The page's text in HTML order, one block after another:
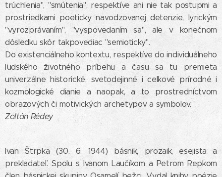
trúchlenia", "smútenia", respektíve ani nie tak postupmi a
prostriedkami poeticky navodzovanej detenzie, lyrickým
"vyrozprávaním", "vyspovedaním sa", ale v konečnom
dôsledku skôr takpovediac "semioticky".
Do existenciálneho kontextu, respektíve do individuálneho
ľudského životného príbehu a času sa tu premieta
univerzálne historické, svetodejinné i celkové prírodné i
kozmologické dianie a naopak, a to prostredníctvom
obrazových či motivických archetypov a symbolov.
Zoltán Rédey
Ivan Štrpka (30. 6. 1944) básnik, prozaik, esejista a
prekladateľ. Spolu s Ivanom Laučíkom a Petrom Repkom